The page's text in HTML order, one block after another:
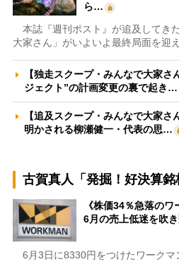
ら…
本誌『週刊ポスト』が追及してき
大家さん」がいよいよ最終局面を迎
【独走スクープ・みんなで大家さ
ジェクト”の計画変更の裏で起き…
【追及スクープ・みんなで大家
明かされる柳瀬健一・代表の思…
古賀真人「発掘！好決算銘
《株価34％急落のワ
6月の売上低迷を吹
6月3日に8330円をつけたワークマ